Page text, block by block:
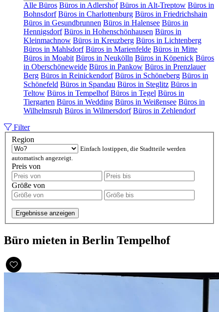
Alle Büros Büros in Adlershof Büros in Alt-Treptow Büros in
Bohnsdorf Büros in Charlottenburg Büros in Friedrichshain
Büros in Gesundbrunnen Büros in Halensee Büros in
Hennigsdorf Büros in Hohenschönhausen Büros in
Kleinmachnow Büros in Kreuzberg Büros in Lichtenberg
Büros in Mahlsdorf Büros in Marienfelde Büros in Mitte
Büros in Moabit Büros in Neukölln Büros in Köpenick Büros
in Oberschöneweide Büros in Pankow Büros in Prenzlauer
Berg Büros in Reinickendorf Büros in Schöneberg Büros in
Schönefeld Büros in Spandau Büros in Steglitz Büros in
Teltow Büros in Tempelhof Büros in Tegel Büros in
Tiergarten Büros in Wedding Büros in Weißensee Büros in
Wilhelmsruh Büros in Wilmersdorf Büros in Zehlendorf
Filter
Region
Einfach lostippen, die Stadtteile werden
automatisch angezeigt.
Preis von
Größe von
Ergebnisse anzeigen
Büro mieten in Berlin Tempelhof